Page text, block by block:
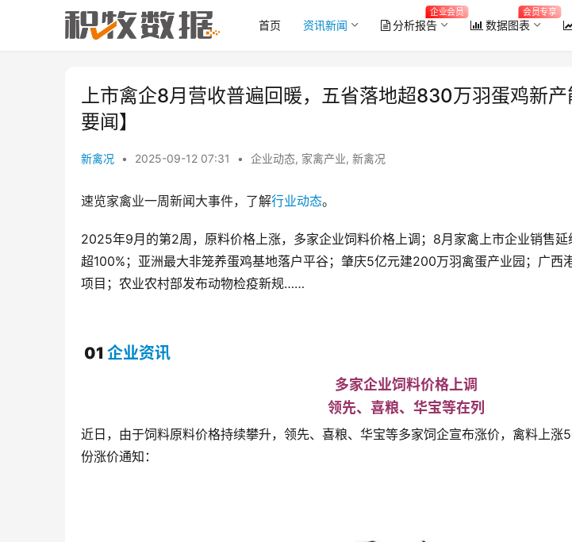
首页 资讯新闻 分析报告
企业会员
数据图表
会员专享
上市禽企8月营收普遍回暖，五省落地超830万羽蛋鸡新产
要闻】
新禽况 • 2025-09-12 07:31 • 企业动态, 家禽产业, 新禽况
速览家禽业一周新闻大事件，了解行业动态。
2025年9月的第2周，原料价格上涨，多家企业饲料价格上调；8月家禽上市企业销售
超100%；亚洲最大非笼养蛋鸡基地落户平谷；肇庆5亿元建200万羽禽蛋产业园；广西
项目；农业农村部发布动物检疫新规……
01 企业资讯
多家企业饲料价格上调
领先、喜粮、华宝等在列
近日，由于饲料原料价格持续攀升，领先、喜粮、华宝等多家饲企宣布涨价，禽料上涨
份涨价通知：
2026